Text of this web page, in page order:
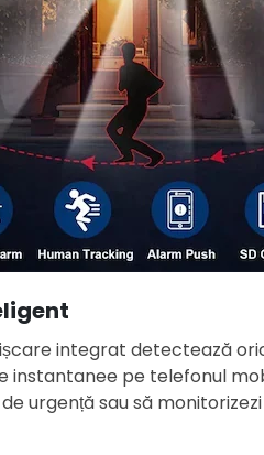
integrat detectează
instantanee pe telefonul
urgență sau să